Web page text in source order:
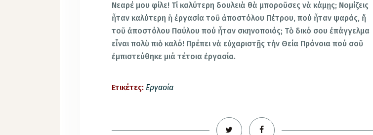
Νεαρέ μου φίλε! Τί καλύτερη δουλειὰ θὰ μποροῦσες νὰ κάμῃς; Νομίζεις
ἦταν καλύτερη ἡ ἐργασία τοῦ ἀποστόλου Πέτρου, πού ἦταν ψαράς, ἤ
τοῦ ἀποστόλου Παύλου πού ἦταν σκηνοποιός; Τὸ δικό σου ἐπάγγελμα
εἶναι πολὺ πιὸ καλό! Πρέπει νὰ εὐχαριστῇς τὴν Θεία Πρόνοια πού σοῦ
ἐμπιστεύθηκε μιά τέτοια ἐργασία.
Ετικέτες: Εργασία